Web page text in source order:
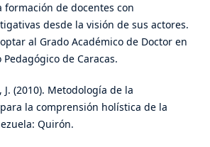
formación de docentes con
desde la visión de sus actores.
al Grado Académico de Doctor en
de Caracas.
(2010). Metodología de la
la comprensión holística de la
Quirón.